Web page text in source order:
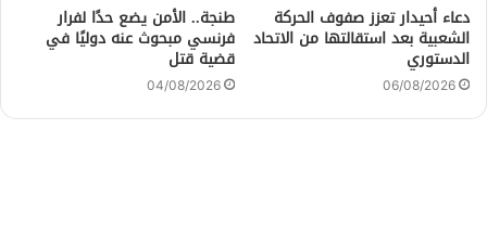
دعاء أحيدار تعزز صفوف الحركة
الشعبية بعد استقالتها من الاتحاد
الدستوري
06/08/2026
طنجة.. الأمن يضع حدًا لفرار
فرنسي مبحوث عنه دوليًا في
قضية قتل
04/08/2026